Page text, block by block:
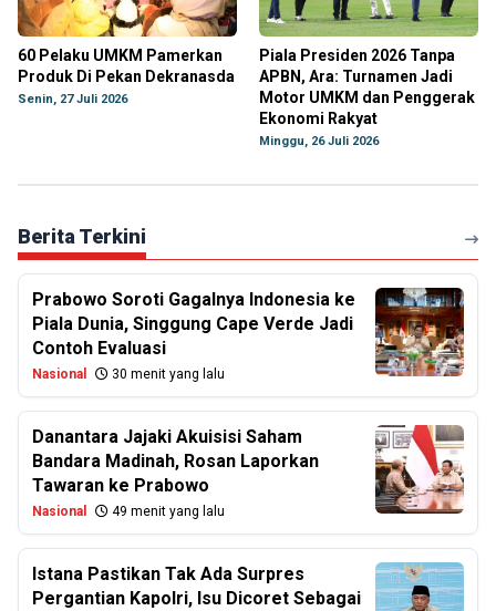
60 Pelaku UMKM Pamerkan
Produk Di Pekan Dekranasda
Senin, 27 Juli 2026
Piala Presiden 2026 Tanpa
APBN, Ara: Turnamen Jadi
Motor UMKM dan Penggerak
Ekonomi Rakyat
Minggu, 26 Juli 2026
Berita Terkini
Prabowo Soroti Gagalnya Indonesia ke
Piala Dunia, Singgung Cape Verde Jadi
Contoh Evaluasi
Nasional 30 menit yang lalu
Danantara Jajaki Akuisisi Saham
Bandara Madinah, Rosan Laporkan
Tawaran ke Prabowo
Nasional 49 menit yang lalu
Istana Pastikan Tak Ada Surpres
Pergantian Kapolri, Isu Dicoret Sebagai